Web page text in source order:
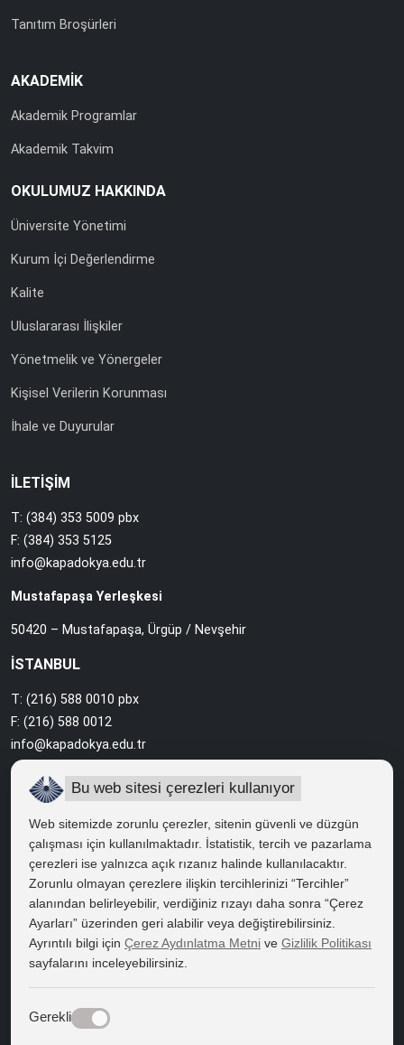
Tanıtım Broşürleri
AKADEMİK
Akademik Programlar
Akademik Takvim
OKULUMUZ HAKKINDA
Üniversite Yönetimi
Kurum İçi Değerlendirme
Kalite
Uluslararası İlişkiler
Yönetmelik ve Yönergeler
Kişisel Verilerin Korunması
İhale ve Duyurular
İLETİŞİM
T: (384) 353 5009 pbx
F: (384) 353 5125
info@kapadokya.edu.tr
Mustafapaşa Yerleşkesi
50420 – Mustafapaşa, Ürgüp / Nevşehir
İSTANBUL
T: (216) 588 0010 pbx
F: (216) 588 0012
info@kapadokya.edu.tr
Sabiha Gökçen Yerleşkesi
HIZLI ERİŞİM
Bilgi Edinme
Bilgi Paketi
Kapadokya Eduroam
Bu web sitesi çerezleri kullanıyor
Web sitemizde zorunlu çerezler, sitenin güvenli ve düzgün
çalışması için kullanılmaktadır. İstatistik, tercih ve pazarlama
çerezleri ise yalnızca açık rızanız halinde kullanılacaktır.
Zorunlu olmayan çerezlere ilişkin tercihlerinizi “Tercihler”
alanından belirleyebilir, verdiğiniz rızayı daha sonra “Çerez
Ayarları” üzerinden geri alabilir veya değiştirebilirsiniz.
Ayrıntılı bilgi için Çerez Aydınlatma Metni ve Gizlilik Politikası
sayfalarını inceleyebilirsiniz.
Gerekli